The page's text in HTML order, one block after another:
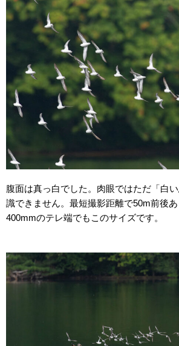
腹面は真っ白でした。肉眼ではただ「白
識できません。最短撮影距離で50m前後
400mmのテレ端でもこのサイズです。